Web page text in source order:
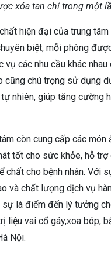
xóa tan chỉ trong một
hiện đại của trung
biệt, mỗi phòng
vụ các nhu cầu khác nhau
cũng chú trọng sử dụng
nhiên, giúp tăng cường
còn cung cấp các món
tốt cho sức khỏe, hỗ trợ
chất cho bệnh nhân. Với
và chất lượng dịch vụ
là điểm đến lý tưởng
liệu vai cổ gáy,xoa bóp,
Nội.